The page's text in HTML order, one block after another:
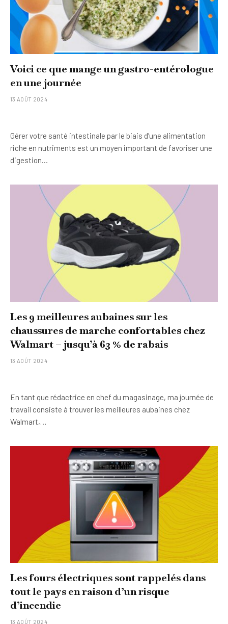
Voici ce que mange un gastro-entérologue
en une journée
13 AOÛT 2024
Gérer votre santé intestinale par le biais d’une alimentation
riche en nutriments est un moyen important de favoriser une
digestion…
Les 9 meilleures aubaines sur les
chaussures de marche confortables chez
Walmart – jusqu’à 63 % de rabais
13 AOÛT 2024
En tant que rédactrice en chef du magasinage, ma journée de
travail consiste à trouver les meilleures aubaines chez
Walmart,…
Les fours électriques sont rappelés dans
tout le pays en raison d’un risque
d’incendie
13 AOÛT 2024